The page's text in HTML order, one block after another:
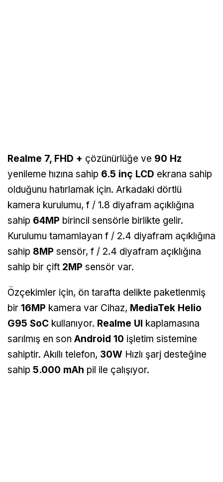
Realme 7, FHD + çözünürlüğe ve 90 Hz
yenileme hızına sahip 6.5 inç LCD ekrana sahip
olduğunu hatırlamak için. Arkadaki dörtlü
kamera kurulumu, f / 1.8 diyafram açıklığına
sahip 64MP birincil sensörle birlikte gelir.
Kurulumu tamamlayan f / 2.4 diyafram açıklığına
sahip 8MP sensör, f / 2.4 diyafram açıklığına
sahip bir çift 2MP sensör var.
Özçekimler için, ön tarafta delikte paketlenmiş
bir 16MP kamera var Cihaz, MediaTek Helio
G95 SoC kullanıyor. Realme UI kaplamasına
sarılmış en son Android 10 işletim sistemine
sahiptir. Akıllı telefon, 30W Hızlı şarj desteğine
sahip 5.000 mAh pil ile çalışıyor.